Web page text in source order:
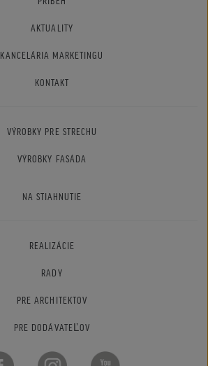
AKTUALITY
KANCELÁRIA MARKETINGU
KONTAKT
VÝROBKY PRE STRECHU
VÝROBKY FASÁDA
NA STIAHNUTIE
REALIZÁCIE
RADY
PRE ARCHITEKTOV
PRE DODÁVATEĽOV